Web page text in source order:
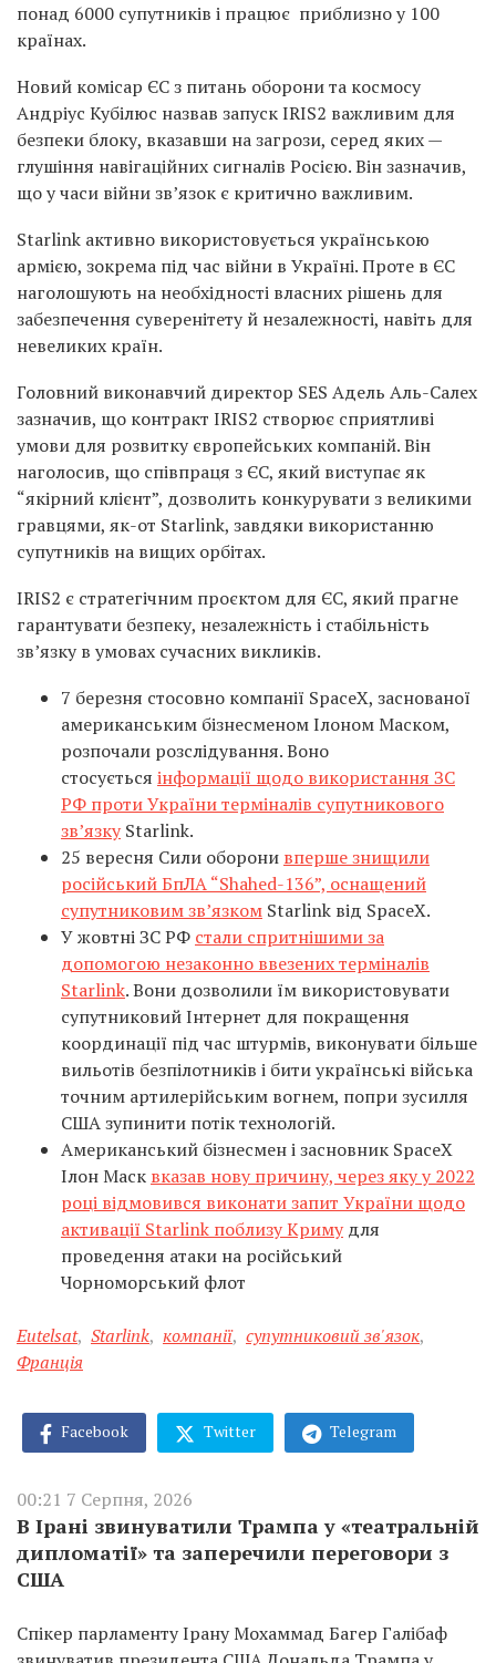
понад 6000 супутників і працює приблизно у 100
країнах.
Новий комісар ЄС з питань оборони та космосу
Андріус Кубілюс назвав запуск IRIS2 важливим для
безпеки блоку, вказавши на загрози, серед яких —
глушіння навігаційних сигналів Росією. Він зазначив,
що у часи війни зв’язок є критично важливим.
Starlink активно використовується українською
армією, зокрема під час війни в Україні. Проте в ЄС
наголошують на необхідності власних рішень для
забезпечення суверенітету й незалежності, навіть для
невеликих країн.
Головний виконавчий директор SES Адель Аль-Салех
зазначив, що контракт IRIS2 створює сприятливі
умови для розвитку європейських компаній. Він
наголосив, що співпраця з ЄС, який виступає як
“якірний клієнт”, дозволить конкурувати з великими
гравцями, як-от Starlink, завдяки використанню
супутників на вищих орбітах.
IRIS2 є стратегічним проєктом для ЄС, який прагне
гарантувати безпеку, незалежність і стабільність
зв’язку в умовах сучасних викликів.
7 березня стосовно компанії SpaceX, заснованої
американським бізнесменом Ілоном Маском,
розпочали розслідування. Воно
стосується інформації щодо використання ЗС
РФ проти України терміналів супутникового
зв’язку Starlink.
25 вересня Сили оборони вперше знищили
російський БпЛА “Shahed-136”, оснащений
супутниковим зв’язком Starlink від SpaceX.
У жовтні ЗС РФ стали спритнішими за
допомогою незаконно ввезених терміналів
Starlink. Вони дозволили їм використовувати
супутниковий Інтернет для покращення
координації під час штурмів, виконувати більше
вильотів безпілотників і бити українські війська
точним артилерійським вогнем, попри зусилля
США зупинити потік технологій.
Американський бізнесмен і засновник SpaceX
Ілон Маск вказав нову причину, через яку у 2022
році відмовився виконати запит України щодо
активації Starlink поблизу Криму для
проведення атаки на російський
Чорноморський флот
Eutelsat, Starlink, компанії, супутниковий зв'язок,
Франція
Facebook Twitter Telegram
00:21 7 Серпня, 2026
В Ірані звинуватили Трампа у «театральній
дипломатії» та заперечили переговори з
США
Спікер парламенту Ірану Мохаммад Багер Галібаф